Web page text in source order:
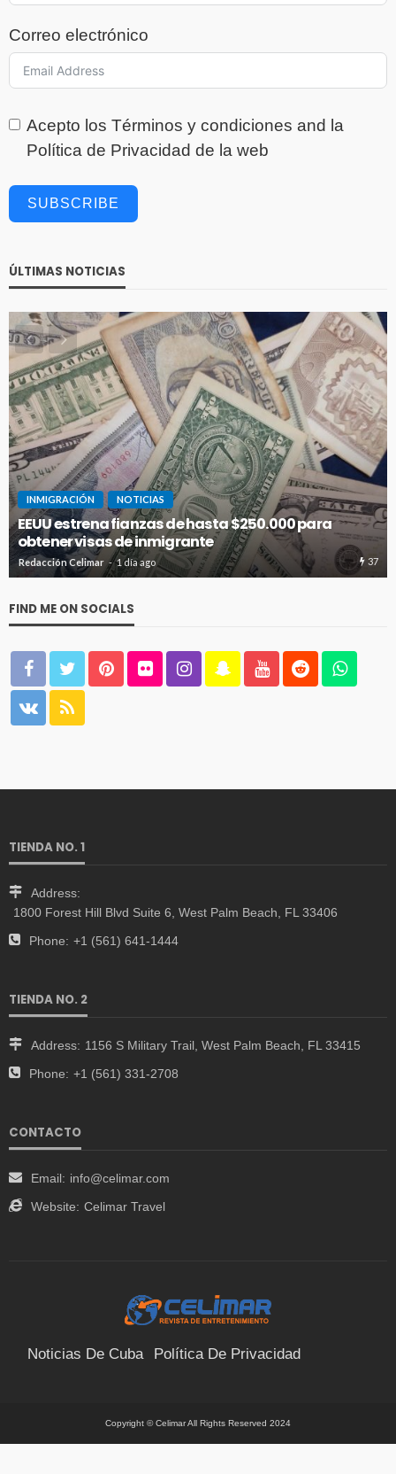
Correo electrónico
Acepto los Términos y condiciones and la
Política de Privacidad de la web
SUBSCRIBE
ÚLTIMAS NOTICIAS
$250.000 para
37
CUBA INMIGRACIÓN NOTICIAS
ICE intensifica arrestos en
advierten de riesgos para
Redacción Celimar 2 días ago
FIND ME ON SOCIALS
TIENDA NO. 1
Address:
1800 Forest Hill Blvd Suite 6, West Palm Beach, FL 33406
Phone: +1 (561) 641-1444
TIENDA NO. 2
Address: 1156 S Military Trail, West Palm Beach, FL 33415
Phone: +1 (561) 331-2708
CONTACTO
Email: info@celimar.com
Website: Celimar Travel
Noticias De Cuba Política De Privacidad
Copyright © Celimar All Rights Reserved 2024